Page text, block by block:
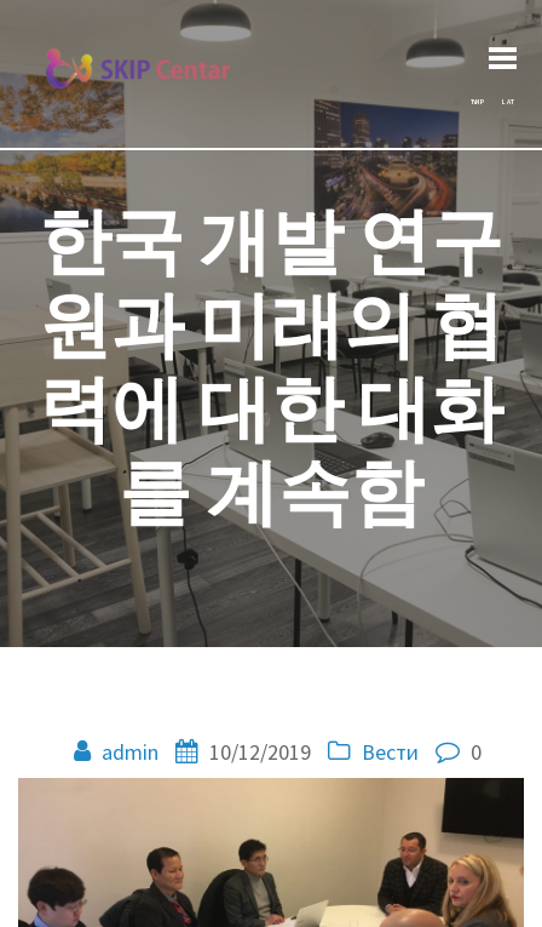
ЋИР LAT
한국 개발 연구
원과 미래의 협
력에 대한 대화
를 계속함
admin 10/12/2019 Вести 0
navigation
Previous post:
Архива